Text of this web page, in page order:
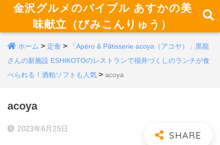
金沢グルメのバイブル あすかの美
味献立（びみこんりゅう）
ホーム > 定食 >
「Apéro & Pâtisserie acoya（アコヤ）」黒龍
さんの新施設 ESHIKOTOのレストランで福井づくしのランチが食
べられる！酒粕ソフトも人気 > acoya
acoya
2023年6月25日